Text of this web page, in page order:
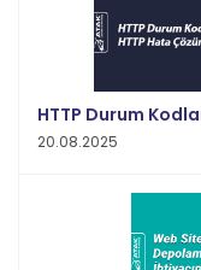
HTTP Durum
20.08.2025